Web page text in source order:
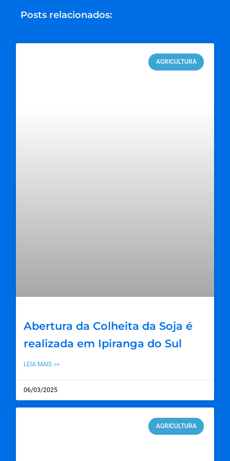
Posts relacionados:
AGRICULTURA
Abertura da Colheita da Soja é
realizada em Ipiranga do Sul
LEIA MAIS >>
06/03/2025
AGRICULTURA